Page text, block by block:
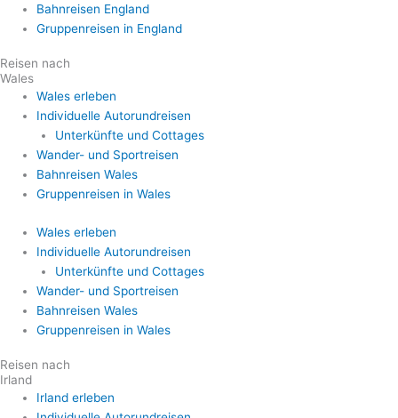
Bahnreisen England
Gruppenreisen in England
Reisen nach
Wales
Wales erleben
Individuelle Autorundreisen
Unterkünfte und Cottages
Wander- und Sportreisen
Bahnreisen Wales
Gruppenreisen in Wales
Wales erleben
Individuelle Autorundreisen
Unterkünfte und Cottages
Wander- und Sportreisen
Bahnreisen Wales
Gruppenreisen in Wales
Reisen nach
Irland
Irland erleben